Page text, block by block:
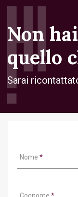
Non
quello
Sarai
Nome *